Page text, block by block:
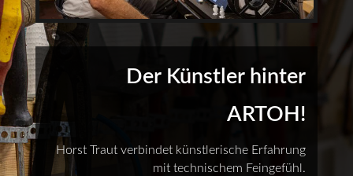
Der Künstler hinter
ARTOH!
Horst Traut verbindet künstlerische Erfahrung
mit technischem Feingefühl.